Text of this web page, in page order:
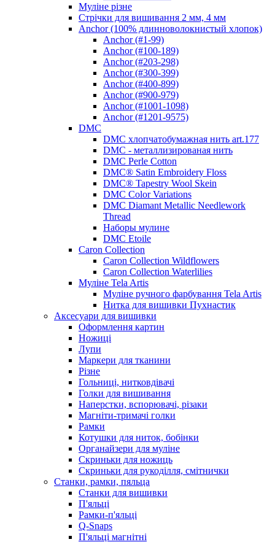
Муліне різне
Стрічки для вишивання 2 мм, 4 мм
Anchor (100% длинноволокнистый хлопок)
Anchor (#1-99)
Anchor (#100-189)
Anchor (#203-298)
Anchor (#300-399)
Anchor (#400-899)
Anchor (#900-979)
Anchor (#1001-1098)
Anchor (#1201-9575)
DMC
DMC хлопчатобумажная нить art.177
DMC - металлизированая нить
DMC Perle Cotton
DMC® Satin Embroidery Floss
DMC® Tapestry Wool Skein
DMC Color Variations
DMC Diamant Metallic Needlework
Thread
Наборы мулине
DMC Etoile
Caron Collection
Caron Collection Wildflowers
Caron Collection Waterlilies
Муліне Tela Artis
Муліне ручного фарбування Tela Artis
Нитка для вишивки Пухнастик
Аксесуари для вишивки
Оформлення картин
Ножиці
Лупи
Маркери для тканини
Різне
Гольниці, нитковдівачі
Голки для вишивання
Наперстки, вспорювачі, різаки
Магніти-тримачі голки
Рамки
Котушки для ниток, бобінки
Органайзери для муліне
Скриньки для ножиць
Скриньки для рукоділля, смітнички
Станки, рамки, пяльца
Станки для вишивки
П'яльці
Рамки-п'яльці
Q-Snaps
П'яльці магнітні